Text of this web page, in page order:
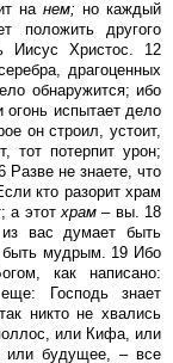
на нем; но каждый
положить другого
Иисус Христос. 12
драгоценных
обнаружится; ибо
огонь испытает дело
он строил, устоит,
тот потерпит урон;
Разве не знаете, что
кто разорит храм
а этот храм – вы. 18
вас думает быть
мудрым. 19 Ибо
как написано:
Господь знает
никто не хвались
или Кифа, или
или будущее, – все